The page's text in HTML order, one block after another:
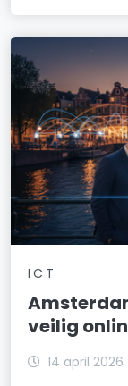
ICT
veilig
14 april 2026